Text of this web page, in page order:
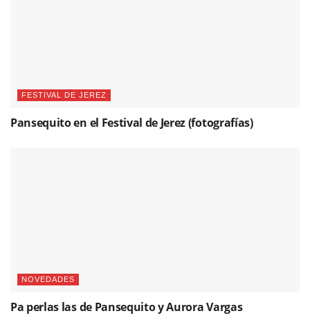
FESTIVAL DE JEREZ
Pansequito en el Festival de Jerez (fotografías)
NOVEDADES
Pa perlas las de Pansequito y Aurora Vargas